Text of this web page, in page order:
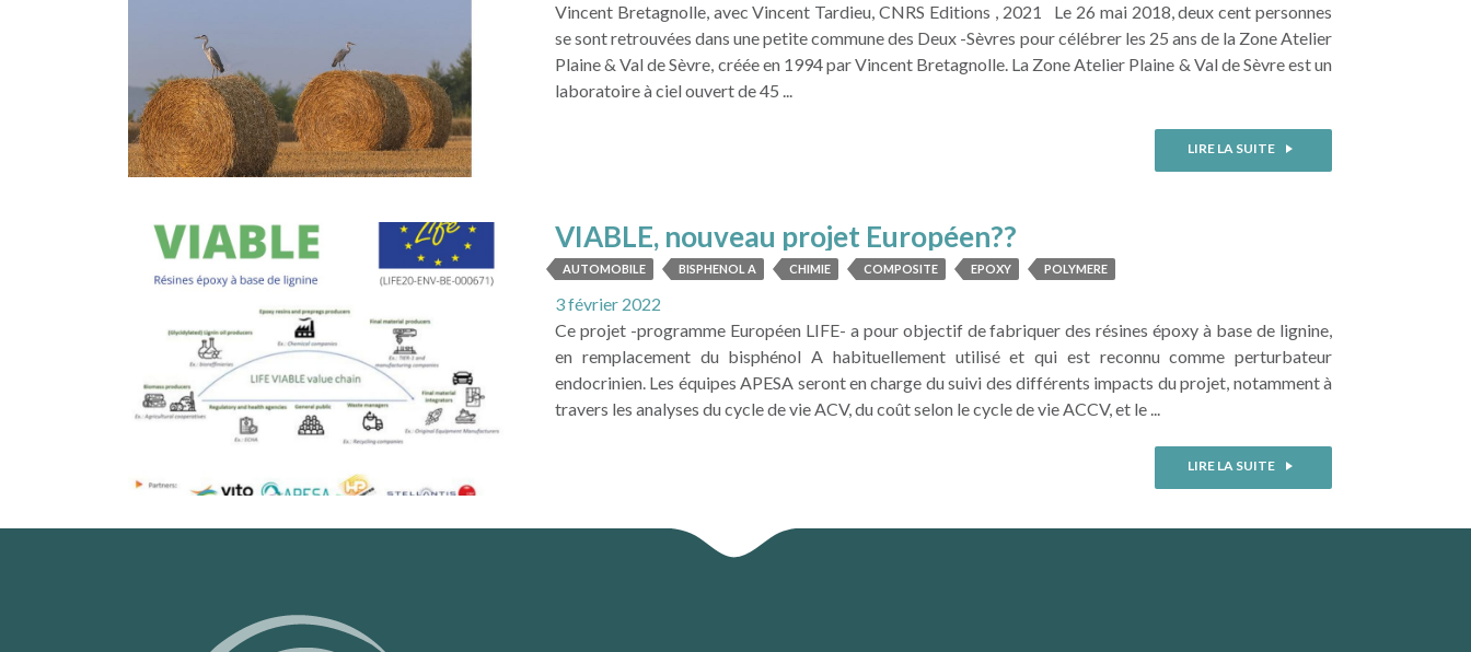
Vincent Bretagnolle, avec Vincent Tardieu, CNRS Editions , 2021 Le 26 mai 2018, deux cent personnes
se sont retrouvées dans une petite commune des Deux -Sèvres pour célébrer les 25 ans de la Zone Atelier
Plaine & Val de Sèvre, créée en 1994 par Vincent Bretagnolle. La Zone Atelier Plaine & Val de Sèvre est un
laboratoire à ciel ouvert de 45 ...
LIRE LA SUITE
VIABLE, nouveau projet Européen??
AUTOMOBILE BISPHENOL A CHIMIE COMPOSITE EPOXY POLYMERE
3 février 2022
Ce projet -programme Européen LIFE- a pour objectif de fabriquer des résines époxy à base de lignine,
en remplacement du bisphénol A habituellement utilisé et qui est reconnu comme perturbateur
endocrinien. Les équipes APESA seront en charge du suivi des différents impacts du projet, notamment à
travers les analyses du cycle de vie ACV, du coût selon le cycle de vie ACCV, et le ...
LIRE LA SUITE